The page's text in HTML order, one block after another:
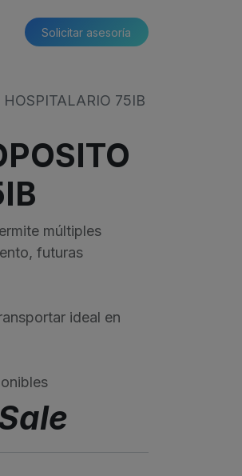
Solicitar asesoría​​
75IB
múltiples
futuras
ideal en